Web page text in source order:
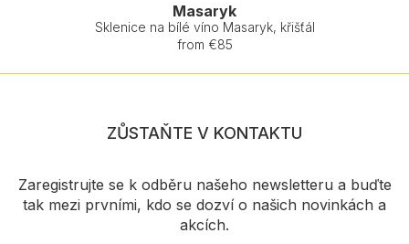
Masaryk
Sklenice na bílé víno Masaryk, křišťál
from €85
ZŮSTAŇTE V KONTAKTU
Zaregistrujte se k odběru našeho newsletteru a buďte
tak mezi prvními, kdo se dozví o našich novinkách a
akcích.